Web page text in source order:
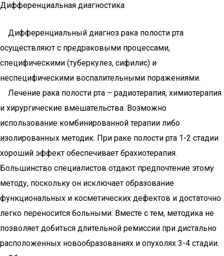
Дифференциальная диагностика
Дифференциальный диагноз рака полости рта
осуществляют с предраковыми процессами,
специфическими (туберкулез, сифилис) и
неспецифическими воспалительными поражениями.
Лечение рака полости рта – радиотерапия, химиотерапия
и хирургические вмешательства. Возможно
использование комбинированной терапии либо
изолированных методик. При раке полости рта 1-2 стадии
хороший эффект обеспечивает брахиотерапия.
Большинство специалистов отдают предпочтение этому
методу, поскольку он исключает образование
функциональных и косметических дефектов и достаточно
легко переносится больными. Вместе с тем, методика не
позволяет добиться длительной ремиссии при дистально
расположенных новообразованиях и опухолях 3-4 стадии.